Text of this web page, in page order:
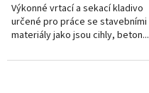
Výkonné vrtací a sekací kladivo
určené pro práce se stavebními
materiály jako jsou cihly, beton...